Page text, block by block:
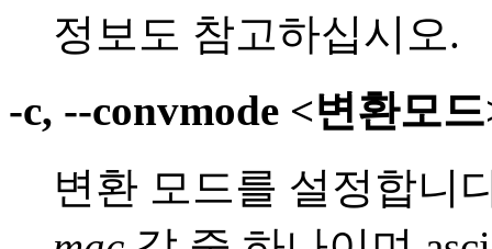
정보도 참고하십시오.
-c, --convmode <변환모
변환 모드를 설정합니